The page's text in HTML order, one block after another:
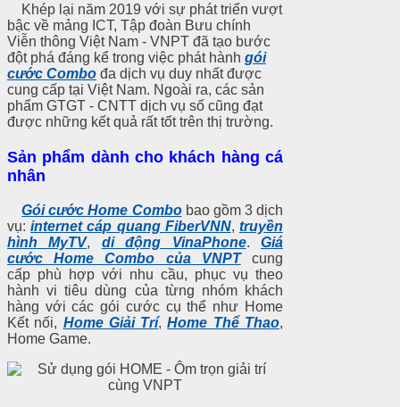
Khép lại năm 2019 với sự phát triển vượt
bậc về mảng ICT, Tập đoàn Bưu chính
Viễn thông Việt Nam - VNPT đã tạo bước
đột phá đáng kể trong việc phát hành gói
cước Combo đa dịch vụ duy nhất được
cung cấp tại Việt Nam. Ngoài ra, các sản
phẩm GTGT - CNTT dịch vụ số cũng đạt
được những kết quả rất tốt trên thị trường.
Sản phẩm dành cho khách hàng cá
nhân
Gói cước Home Combobao gồm 3 dịch
vụ:internet cáp quang FiberVNN, truyền
hình MyTV, di động VinaPhone. Giá
cước Home Combo của VNPTcung
cấp phù hợp với nhu cầu, phục vụ theo
hành vi tiêu dùng của từng nhóm khách
hàng với các gói cước cụ thể như Home
Kết nối, Home Giải Trí,Home Thể Thao,
Home Game.